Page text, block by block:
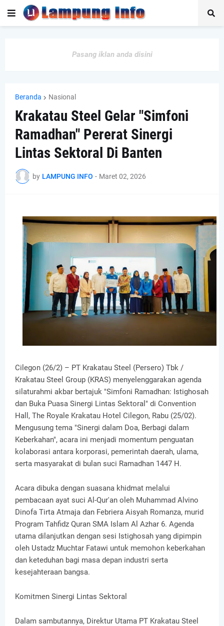
Pasang iklan anda disini
Beranda Nasional
Krakatau Steel Gelar "Simfoni
Ramadhan" Pererat Sinergi
Lintas Sektoral Di Banten
by LAMPUNG INFO - Maret 02, 2026
Cilegon (26/2) – PT Krakatau Steel (Persero) Tbk /
Krakatau Steel Group (KRAS) menyelenggarakan agenda
silaturahmi akbar bertajuk "Simfoni Ramadhan: Istighosah
dan Buka Puasa Sinergi Lintas Sektoral" di Convention
Hall, The Royale Krakatau Hotel Cilegon, Rabu (25/02).
Mengusung tema "Sinergi dalam Doa, Berbagi dalam
Keberkahan", acara ini menjadi momentum penguatan
kolaborasi antara korporasi, pemerintah daerah, ulama,
serta masyarakat di bulan suci Ramadhan 1447 H.
Acara dibuka dengan suasana khidmat melalui
pembacaan ayat suci Al-Qur'an oleh Muhammad Alvino
Dinofa Tirta Atmaja dan Febriera Aisyah Romanza, murid
Program Tahfidz Quran SMA Islam Al Azhar 6. Agenda
utama dilanjutkan dengan sesi Istighosah yang dipimpin
oleh Ustadz Muchtar Fatawi untuk memohon keberkahan
dan keteduhan bagi masa depan industri serta
kesejahteraan bangsa.
Komitmen Sinergi Lintas Sektoral
Dalam sambutannya, Direktur Utama PT Krakatau Steel